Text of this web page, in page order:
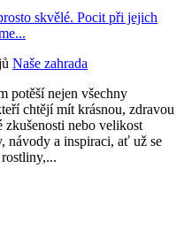
skvělé. Pocit při jejich
Naše zahrada
potěší nejen všechny
chtějí mít krásnou, zdravou
zkušenosti nebo velikost
návody a inspiraci, ať už se